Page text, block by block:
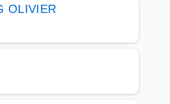
OLIVIER